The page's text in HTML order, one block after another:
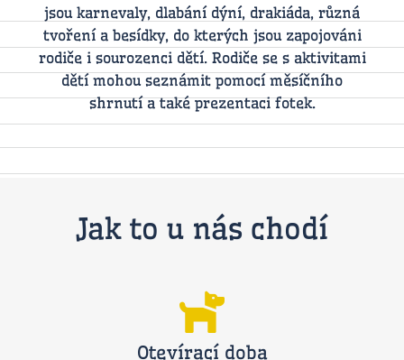
jsou karnevaly, dlabání dýní, drakiáda, různá
tvoření a besídky, do kterých jsou zapojováni
rodiče i sourozenci dětí. Rodiče se s aktivitami
dětí mohou seznámit pomocí měsíčního
shrnutí a také prezentaci fotek.
Jak to u nás chodí
Otevírací doba